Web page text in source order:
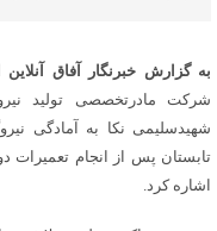
به گزارش خبرنگار آفاق آنلاین
شرکت مادرتخصصی تولید
شهیدسلیمی نکا به آمادگی
تابستان پس از انجام
اشاره کرد.